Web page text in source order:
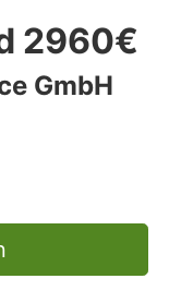
2960€
GmbH